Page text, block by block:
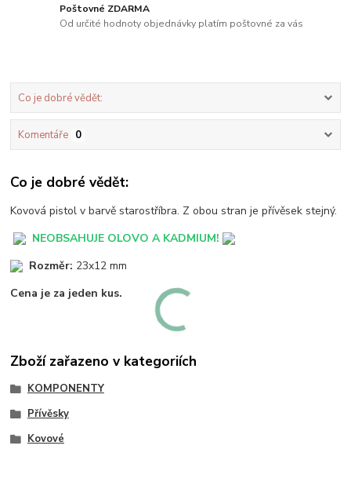
Poštovné ZDARMA
Od určité hodnoty objednávky platím poštovné za vás
Co je dobré vědět:
Komentáře 0
Co je dobré vědět:
Kovová pistol v barvě starostříbra. Z obou stran je přívěsek stejný.
NEOBSAHUJE OLOVO A KADMIUM!
Rozměr: 23x12 mm
Cena je za jeden kus.
Zboží zařazeno v kategoriích
KOMPONENTY
Přívěsky
Kovové